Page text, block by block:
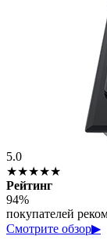
5.0
★★★★★
Рейтинг
94%
покупателей
Смотрите обзор▶